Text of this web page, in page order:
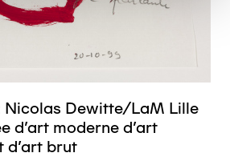
Dewitte/LaM Lille
d’art moderne d’art
d’art brut